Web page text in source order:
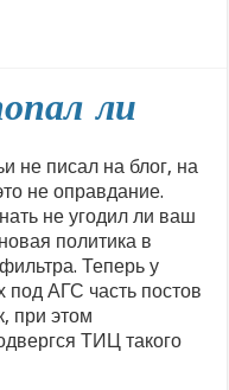
ли
не писал на блог, на
не оправдание.
не угодил ли ваш
политика в
Теперь у
под АГС часть постов
при этом
ТИЦ такого